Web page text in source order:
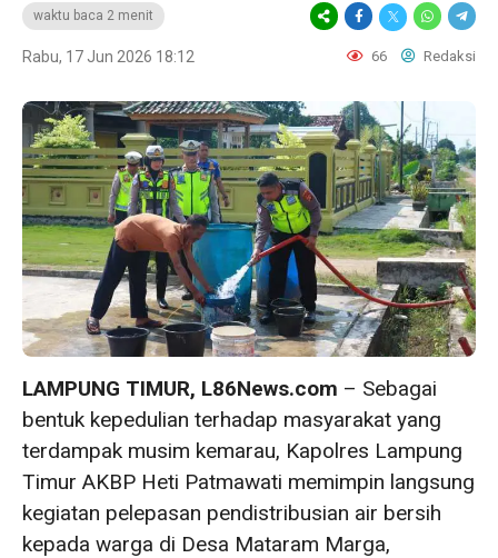
waktu baca 2 menit
Rabu, 17 Jun 2026 18:12 66 Redaksi
LAMPUNG TIMUR, L86News.com – Sebagai
bentuk kepedulian terhadap masyarakat yang
terdampak musim kemarau, Kapolres Lampung
Timur AKBP Heti Patmawati memimpin langsung
kegiatan pelepasan pendistribusian air bersih
kepada warga di Desa Mataram Marga,